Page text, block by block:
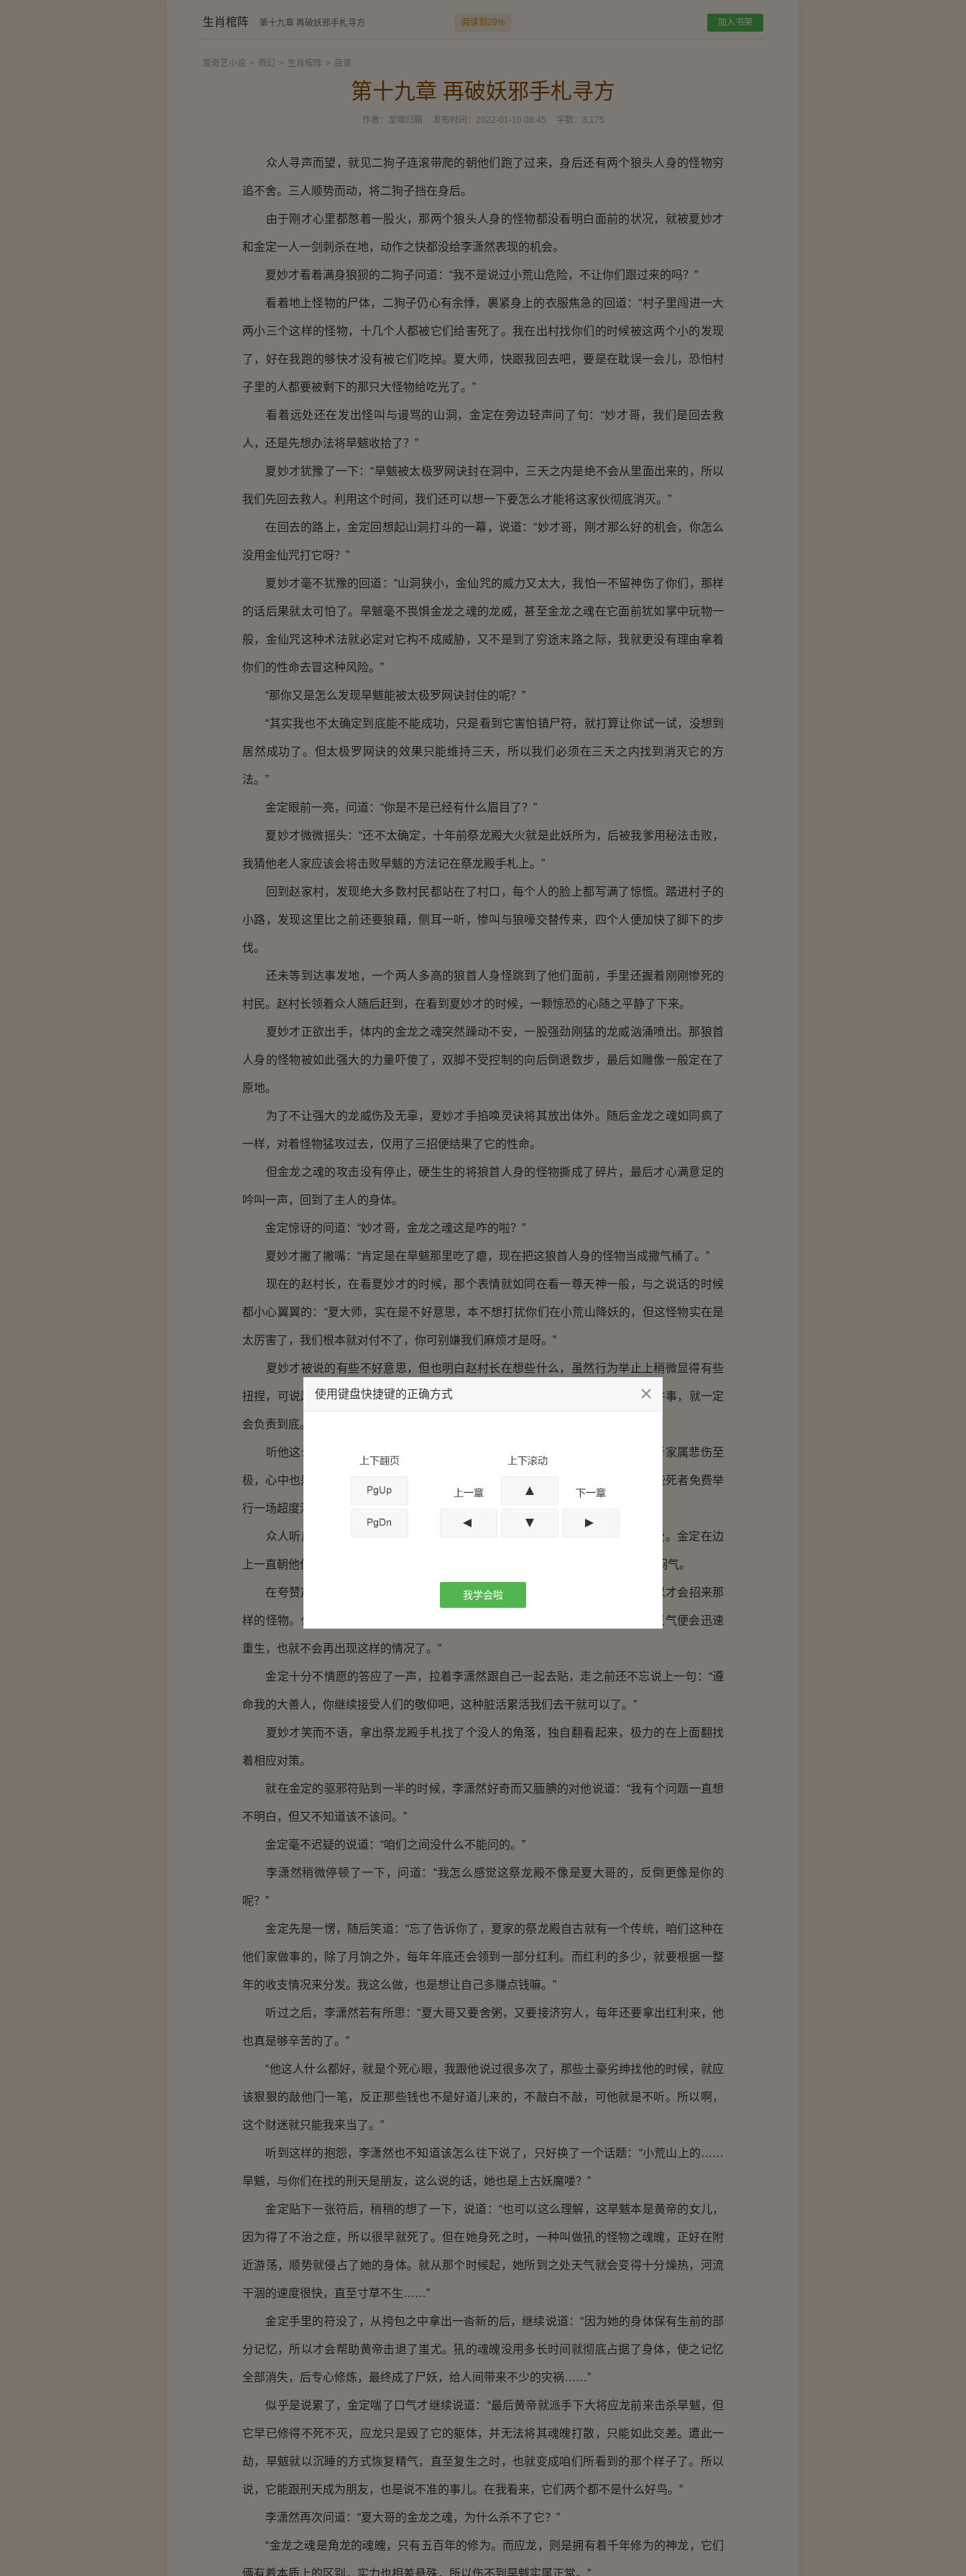
生肖棺阵 第十九章 再破妖邪手札寻方 阅读到29% 加入书架
爱奇艺小说 > 奇幻 > 生肖棺阵 > 目录
第十九章 再破妖邪手札寻方
作者： 龙啸归鞘 发布时间： 2022-01-10 08:45 字数： 3,175
众人寻声而望，就见二狗子连滚带爬的朝他们跑了过来，身后还有两个狼头人身的怪物穷
追不舍。三人顺势而动，将二狗子挡在身后。
由于刚才心里都憋着一股火，那两个狼头人身的怪物都没看明白面前的状况，就被夏妙才
和金定一人一剑刺杀在地，动作之快都没给李潇然表现的机会。
夏妙才看着满身狼狈的二狗子问道：“我不是说过小荒山危险，不让你们跟过来的吗？”
看着地上怪物的尸体，二狗子仍心有余悸，裹紧身上的衣服焦急的回道：“村子里闯进一大
两小三个这样的怪物，十几个人都被它们给害死了。我在出村找你们的时候被这两个小的发现
了，好在我跑的够快才没有被它们吃掉。夏大师，快跟我回去吧，要是在耽误一会儿，恐怕村
子里的人都要被剩下的那只大怪物给吃光了。”
看着远处还在发出怪叫与谩骂的山洞，金定在旁边轻声问了句：“妙才哥，我们是回去救
人，还是先想办法将旱魃收拾了？”
夏妙才犹豫了一下：“旱魃被太极罗网诀封在洞中，三天之内是绝不会从里面出来的，所以
我们先回去救人。利用这个时间，我们还可以想一下要怎么才能将这家伙彻底消灭。”
在回去的路上，金定回想起山洞打斗的一幕，说道：“妙才哥，刚才那么好的机会，你怎么
没用金仙咒打它呀？”
夏妙才毫不犹豫的回道：“山洞狭小，金仙咒的威力又太大，我怕一不留神伤了你们，那样
的话后果就太可怕了。旱魃毫不畏惧金龙之魂的龙威，甚至金龙之魂在它面前犹如掌中玩物一
般，金仙咒这种术法就必定对它构不成威胁，又不是到了穷途末路之际，我就更没有理由拿着
你们的性命去冒这种风险。”
“那你又是怎么发现旱魃能被太极罗网诀封住的呢？”
“其实我也不太确定到底能不能成功，只是看到它害怕镇尸符，就打算让你试一试，没想到
居然成功了。但太极罗网诀的效果只能维持三天，所以我们必须在三天之内找到消灭它的方
法。”
金定眼前一亮，问道：“你是不是已经有什么眉目了？”
夏妙才微微摇头：“还不太确定，十年前祭龙殿大火就是此妖所为，后被我爹用秘法击败，
我猜他老人家应该会将击败旱魃的方法记在祭龙殿手札上。”
回到赵家村，发现绝大多数村民都站在了村口，每个人的脸上都写满了惊慌。踏进村子的
小路，发现这里比之前还要狼藉，侧耳一听，惨叫与狼嚎交替传来，四个人便加快了脚下的步
伐。
还未等到达事发地，一个两人多高的狼首人身怪跳到了他们面前，手里还握着刚刚惨死的
村民。赵村长领着众人随后赶到，在看到夏妙才的时候，一颗惊恐的心随之平静了下来。
夏妙才正欲出手，体内的金龙之魂突然躁动不安，一股强劲刚猛的龙威汹涌喷出。那狼首
人身的怪物被如此强大的力量吓傻了，双脚不受控制的向后倒退数步，最后如雕像一般定在了
原地。
为了不让强大的龙威伤及无辜，夏妙才手掐唤灵诀将其放出体外。随后金龙之魂如同疯了
一样，对着怪物猛攻过去，仅用了三招便结果了它的性命。
但金龙之魂的攻击没有停止，硬生生的将狼首人身的怪物撕成了碎片，最后才心满意足的
吟叫一声，回到了主人的身体。
金定惊讶的问道：“妙才哥，金龙之魂这是咋的啦？”
夏妙才撇了撇嘴：“肯定是在旱魃那里吃了瘪，现在把这狼首人身的怪物当成撒气桶了。”
现在的赵村长，在看夏妙才的时候，那个表情就如同在看一尊天神一般，与之说话的时候
都小心翼翼的：“夏大师，实在是不好意思，本不想打扰你们在小荒山降妖的，但这怪物实在是
太厉害了，我们根本就对付不了，你可别嫌我们麻烦才是呀。”
夏妙才被说的有些不好意思，但也明白赵村长在想些什么，虽然行为举止上稍微显得有些
扭捏，可说起话来，仍是铿锵有力：“赵村长说的哪里话，既然我们祭龙殿接了这件事，就一定
会负责到底。更何况小荒山上的妖物还未降服，我们怎么可能走呢。”
听他这么一说，赵村长的心里就更加踏实了。夏妙才环顾四周，看到那些死者家属悲伤至
极，心中也是万分惋惜，对村长再次说道：“等降服了小荒山上的妖物，我会为这些死者免费举
行一场超度法会，让他们的亡灵早入轮回不再受苦。”
众人听后对其大加赞扬，夸赞之词犹如滔滔江水奔腾入耳，让夏妙才十分享受。金定在边
上一直朝他使眼色，意思是让他多少收一些钱，却并未得到认同，只好独自生起了闷气。
在夸赞声中，夏妙才对闷闷不乐的金定说道：“这里邪气刚散，正气不足，所以才会招来那
样的怪物。你取二十四张驱邪符，按照八卦之位贴在村子四周，这样用不了多久正气便会迅速
重生，也就不会再出现这样的情况了。”
金定十分不情愿的答应了一声，拉着李潇然跟自己一起去贴，走之前还不忘说上一句：“遵
命我的大善人，你继续接受人们的敬仰吧，这种脏活累活我们去干就可以了。”
夏妙才笑而不语，拿出祭龙殿手札找了个没人的角落，独自翻看起来，极力的在上面翻找
着相应对策。
就在金定的驱邪符贴到一半的时候，李潇然好奇而又腼腆的对他说道：“我有个问题一直想
不明白，但又不知道该不该问。”
金定毫不迟疑的说道：“咱们之间没什么不能问的。”
李潇然稍微停顿了一下，问道：“我怎么感觉这祭龙殿不像是夏大哥的，反倒更像是你的
呢？”
金定先是一愣，随后笑道：“忘了告诉你了，夏家的祭龙殿自古就有一个传统，咱们这种在
他们家做事的，除了月饷之外，每年年底还会领到一部分红利。而红利的多少，就要根据一整
年的收支情况来分发。我这么做，也是想让自己多赚点钱嘛。”
听过之后，李潇然若有所思：“夏大哥又要舍粥，又要接济穷人，每年还要拿出红利来，他
也真是够辛苦的了。”
“他这人什么都好，就是个死心眼，我跟他说过很多次了，那些土豪劣绅找他的时候，就应
该狠狠的敲他门一笔，反正那些钱也不是好道儿来的，不敲白不敲，可他就是不听。所以啊，
这个财迷就只能我来当了。”
听到这样的抱怨，李潇然也不知道该怎么往下说了，只好换了一个话题：“小荒山上的……
旱魃，与你们在找的刑天是朋友，这么说的话，她也是上古妖魔喽？”
金定贴下一张符后，稍稍的想了一下，说道：“也可以这么理解，这旱魃本是黄帝的女儿，
因为得了不治之症，所以很早就死了。但在她身死之时，一种叫做犼的怪物之魂魄，正好在附
近游荡，顺势就侵占了她的身体。就从那个时候起，她所到之处天气就会变得十分燥热，河流
干涸的速度很快，直至寸草不生……”
金定手里的符没了，从挎包之中拿出一沓新的后，继续说道：“因为她的身体保有生前的部
分记忆，所以才会帮助黄帝击退了蚩尤。犼的魂魄没用多长时间就彻底占据了身体，使之记忆
全部消失，后专心修炼，最终成了尸妖，给人间带来不少的灾祸……”
似乎是说累了，金定喘了口气才继续说道：“最后黄帝就派手下大将应龙前来击杀旱魃，但
它早已修得不死不灭，应龙只是毁了它的躯体，并无法将其魂魄打散，只能如此交差。遭此一
劫，旱魃就以沉睡的方式恢复精气，直至复生之时，也就变成咱们所看到的那个样子了。所以
说，它能跟刑天成为朋友，也是说不准的事儿。在我看来，它们两个都不是什么好鸟。”
李潇然再次问道：“夏大哥的金龙之魂，为什么杀不了它？”
“金龙之魂是角龙的魂魄，只有五百年的修为。而应龙，则是拥有着千年修为的神龙，它们
俩有着本质上的区别，实力也相差悬殊，所以伤不到旱魃实属正常。”
使用键盘快捷键的正确方式
我学会啦